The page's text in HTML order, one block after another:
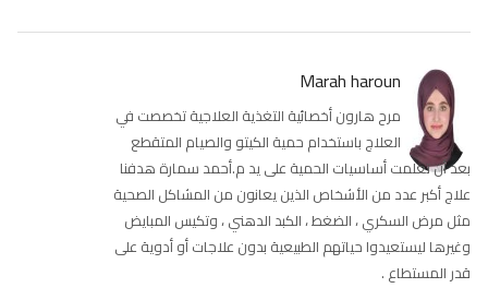
Marah haroun
مرح هارون أخصائية التغذية العلاجية تخصصت في
العلاج باستخدام حمية الكيتو والصيام المتقطع
بعد أن تعلمت أساسيات الحمية على يد م.أحمد سمارة هدفنا
علاج أكبر عدد من الأشخاص الذين يعانون من المشاكل الصحية
مثل مرض السكري ، الضغط ، الكبد الدهني ، وتكيس المبايض
وغيرها ليستعيدوا حياتهم الطبيعية بدون علاجات أو أدوية على
قدر المستطاع .